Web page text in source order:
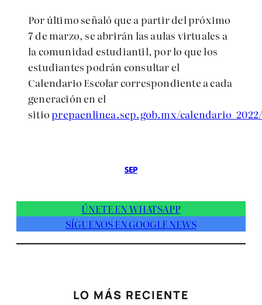
Por último señaló que a partir del próximo
7 de marzo, se abrirán las aulas virtuales a
la comunidad estudiantil, por lo que los
estudiantes podrán consultar el
Calendario Escolar correspondiente a cada
generación en el
sitioprepaenlinea.sep.gob.mx/
SEP
ÚNETE EN WHATSAPP
SÍGUENOS EN GOOGLE NEWS
LO MÁS RECIENTE